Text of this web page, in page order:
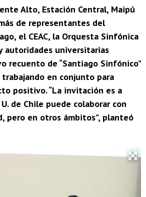
Alto, Estación Central, Maipú
de representantes del
el CEAC, la Orquesta Sinfónica
autoridades universitarias
recuento de “Santiago Sinfónico”
en conjunto para
positivo. “La invitación es a
de Chile puede colaborar con
pero en otros ámbitos”, planteó